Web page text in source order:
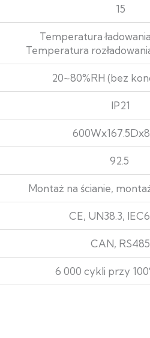
15
Temperatura
Temperatura
20~80%RH (bez
IP21
92.5
Montaż na ścianie,
CE, UN38.3,
CAN, RS485
6 000 cykli przy